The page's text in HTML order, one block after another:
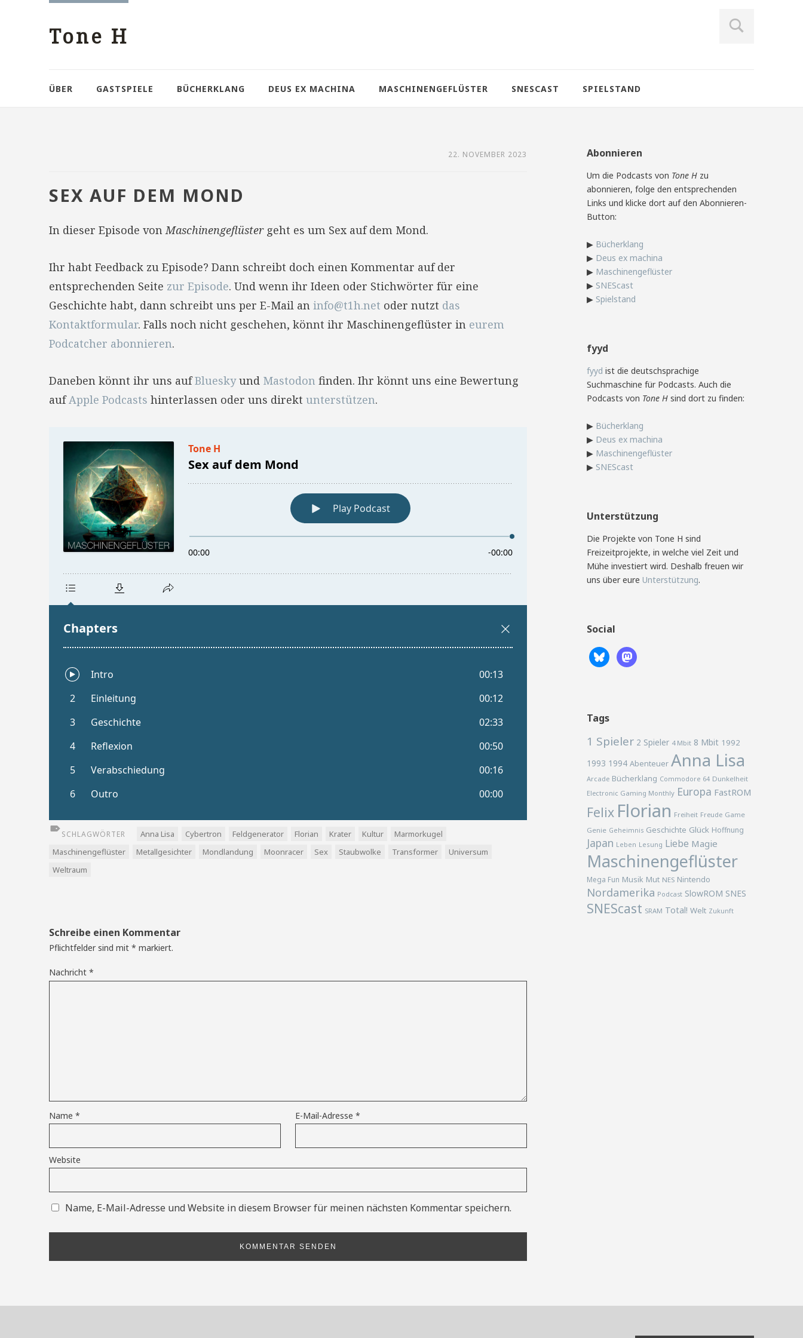
Tone H
ÜBER GASTSPIELE BÜCHERKLANG DEUS EX MACHINA MASCHINENGEFLÜSTER SNESCAST SPIELSTAND
22. NOVEMBER 2023
SEX AUF DEM MOND
In dieser Episode vonMaschinengeflüstergeht es um Sex auf dem Mond.
Ihr habt Feedback zu Episode? Dann schreibt doch einen Kommentar auf der
entsprechenden Seite zur Episode. Und wenn ihr Ideen oder Stichwörter für eine
Geschichte habt, dann schreibt uns per E-Mail an info@t1h.net oder nutzt das
Kontaktformular. Falls noch nicht geschehen, könnt ihr Maschinengeflüster in eurem
Podcatcher abonnieren.
Daneben könnt ihr uns aufBlueskyund Mastodon finden. Ihr könnt uns eine Bewertung
aufApple Podcasts hinterlassen oder uns direkt unterstützen.
SCHLAGWÖRTER Anna Lisa Cybertron Feldgenerator Florian Krater Kultur
Marmorkugel
Maschinengeflüster
Metallgesichter Mondlandung Moonracer Sex Staubwolke Transformer
Universum
Weltraum
Schreibe einen Kommentar
Pflichtfelder sind mit * markiert.
Nachricht *
Name * E-Mail-Adresse*
Website
Name, E-Mail-Adresse und Website in diesem Browser für meinen nächsten Kommentar speichern.
Abonnieren
Um die Podcasts von Tone H zu
abonnieren, folge den entsprechenden
Links und klicke dort auf den Abonnieren-
Button:
▶ Bücherklang
▶ Deus ex machina
▶ Maschinengeflüster
▶ SNEScast
▶ Spielstand
fyyd
fyyd ist die deutschsprachige
Suchmaschine für Podcasts. Auch die
Podcasts von Tone H sind dort zu finden:
▶ Bücherklang
▶ Deus ex machina
▶ Maschinengeflüster
▶ SNEScast
Unterstützung
Die Projekte von Tone H sind
Freizeitprojekte, in welche viel Zeit und
Mühe investiert wird. Deshalb freuen wir
uns über eure Unterstützung.
Social
Tags
1 Spieler 2 Spieler 4 Mbit 8 Mbit 1992
1993 1994 Abenteuer Anna Lisa
Arcade Bücherklang Commodore 64 Dunkelheit
Electronic Gaming Monthly Europa FastROM
Felix Florian Freiheit Freude Game
Genie Geheimnis Geschichte Glück Hoffnung
Japan Leben Lesung Liebe Magie
Maschinengeflüster
Mega Fun Musik Mut NES Nintendo
Nordamerika Podcast SlowROM SNES
SNEScast SRAM Total! Welt Zukunft